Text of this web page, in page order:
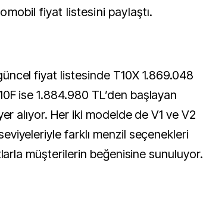
fiyat listesini paylaştı.
fiyat listesinde T10X 1.869.048
ise 1.884.980 TL’den başlayan
alıyor. Her iki modelde de V1 ve V2
farklı menzil seçenekleri
müşterilerin beğenisine sunuluyor.